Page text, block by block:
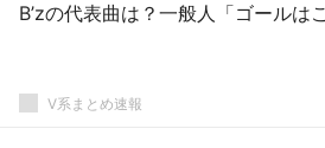
B’zの代表曲は？一般人「ゴール
V系まとめ速報